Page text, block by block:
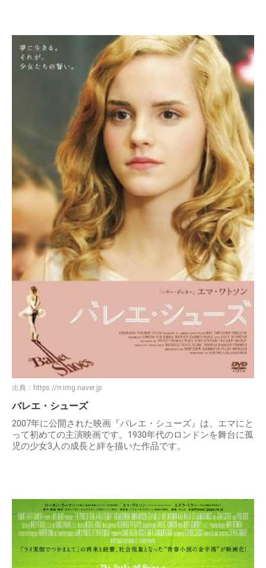
出典： https://rr.img.naver.jp
バレエ・シューズ
2007年に公開された映画『バレエ・シューズ』は、エマにと
って初めての主演映画です。1930年代のロンドンを舞台に孤
児の少女3人の成長と絆を描いた作品です。